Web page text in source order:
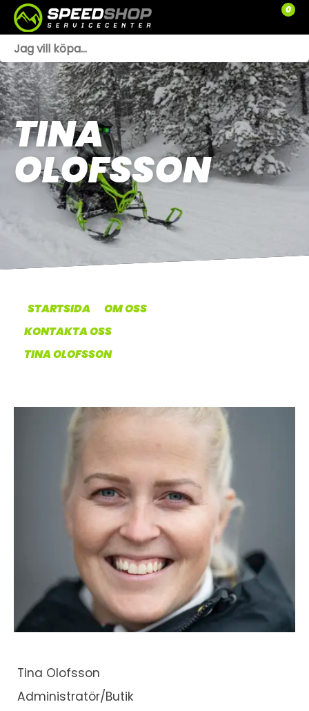
0
TRÄDGÅRD
SLÄPVAGNAR
RESERVDELAR
SNÖSKOTRAR
SPRÄNGSKISSER
TINA
OLOFSSON
STARTSIDA
OM OSS
KONTAKTA OSS
TINA OLOFSSON
Tina Olofsson
Administratör/Butik